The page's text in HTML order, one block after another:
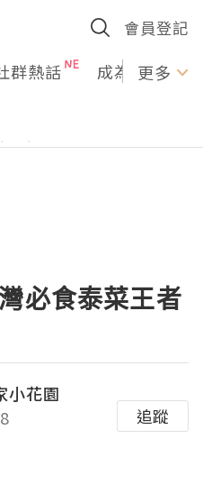
會員登記
群熱話 成為U更多
必食泰菜王者
花園
追蹤